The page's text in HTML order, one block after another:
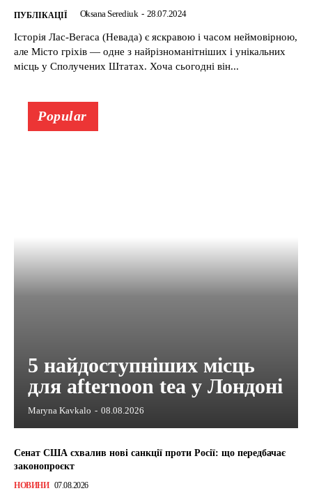
ПУБЛІКАЦІЇ Oksana Serediuk - 28.07.2024
Історія Лас-Вегаса (Невада) є яскравою і часом неймовірною,
але Місто гріхів — одне з найрізноманітніших і унікальних
місць у Сполучених Штатах. Хоча сьогодні він...
Popular
5 найдоступніших місць
для afternoon tea у Лондоні
Maryna Kavkalo - 08.08.2026
Сенат США схвалив нові санкції проти Росії: що передбачає
законопроєкт
НОВИНИ 07.08.2026